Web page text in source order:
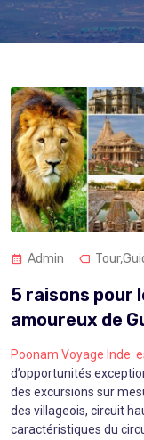
Admin
5 raisons pour
amoureux de
Poonam Voyage Inde
d’opportunités
des excursions sur
des villageois, circuit
caractéristiques du